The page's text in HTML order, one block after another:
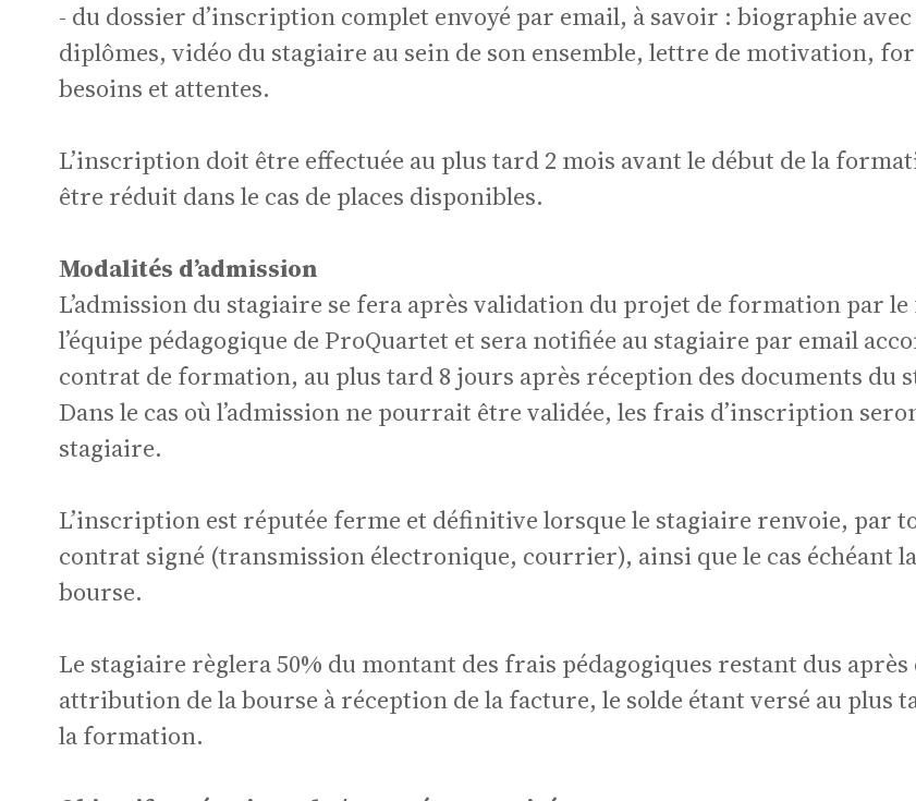
- du dossier d’inscription complet envoyé par email, à savoir : biographie
diplômes, vidéo du stagiaire au sein de son ensemble, lettre de motivation,
besoins et attentes.
L’inscription doit être effectuée au plus tard 2 mois avant le début de la
être réduit dans le cas de places disponibles.
Modalités d’admission
L’admission du stagiaire se fera après validation du projet de formation par
l’équipe pédagogique de ProQuartet et sera notifiée au stagiaire par email
contrat de formation, au plus tard 8 jours après réception des documents du
Dans le cas où l’admission ne pourrait être validée, les frais d’inscription
stagiaire.
L’inscription est réputée ferme et définitive lorsque le stagiaire renvoie, par
contrat signé (transmission électronique, courrier), ainsi que le cas échéant
bourse.
Le stagiaire règlera 50% du montant des frais pédagogiques restant dus après
attribution de la bourse à réception de la facture, le solde étant versé au plus
la formation.